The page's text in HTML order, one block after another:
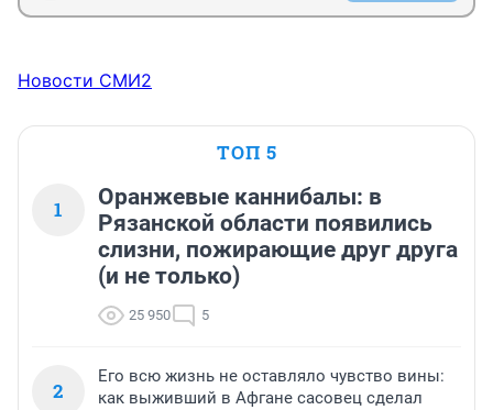
Новости СМИ2
ТОП 5
1
Оранжевые каннибалы: в
Рязанской области появились
слизни, пожирающие друг друга
(и не только)
25 950 5
2
Его всю жизнь не оставляло чувство вины:
как выживший в Афгане сасовец сделал